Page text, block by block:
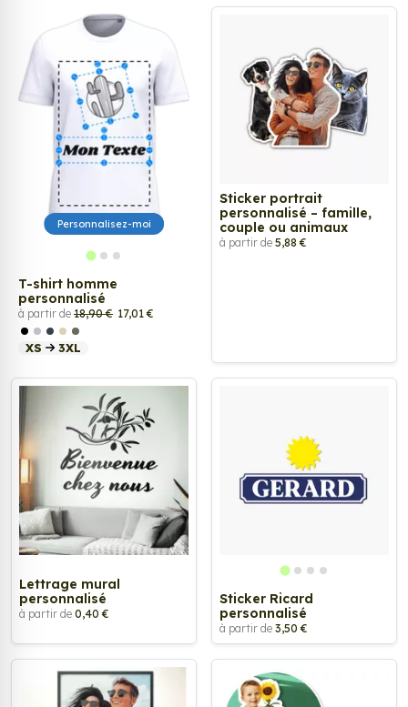
Personnalisez-moi
T-shirt homme
personnalisé
à partir de 18,90 € 17,01 €
XS 3XL
Sticker portrait
personnalisé – famille,
couple ou animaux
à partir de 5,88 €
Lettrage mural
personnalisé
à partir de 0,40 €
Sticker Ricard
personnalisé
à partir de 3,50 €